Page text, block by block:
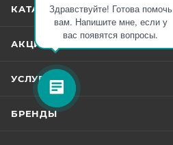
Здравствуйте! Готова помочь
вам. Напишите мне, если у
вас появятся вопросы.
КАТАЛОГ
АКЦИИ
УСЛУГИ
БРЕНДЫ